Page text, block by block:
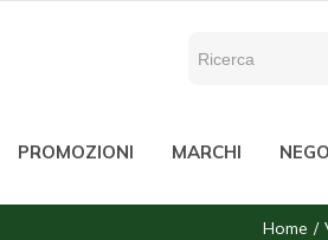
PROMOZIONI MARCHI
Home